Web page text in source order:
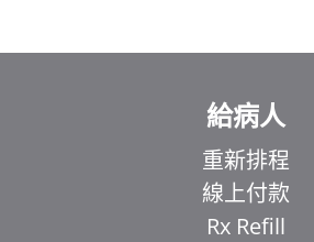
給病人
重新排程
線上付款
Rx Refill